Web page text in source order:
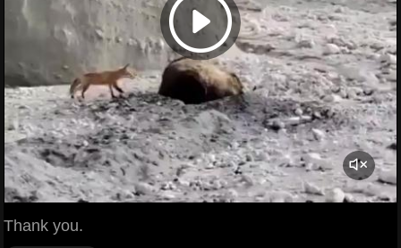
Thank you.